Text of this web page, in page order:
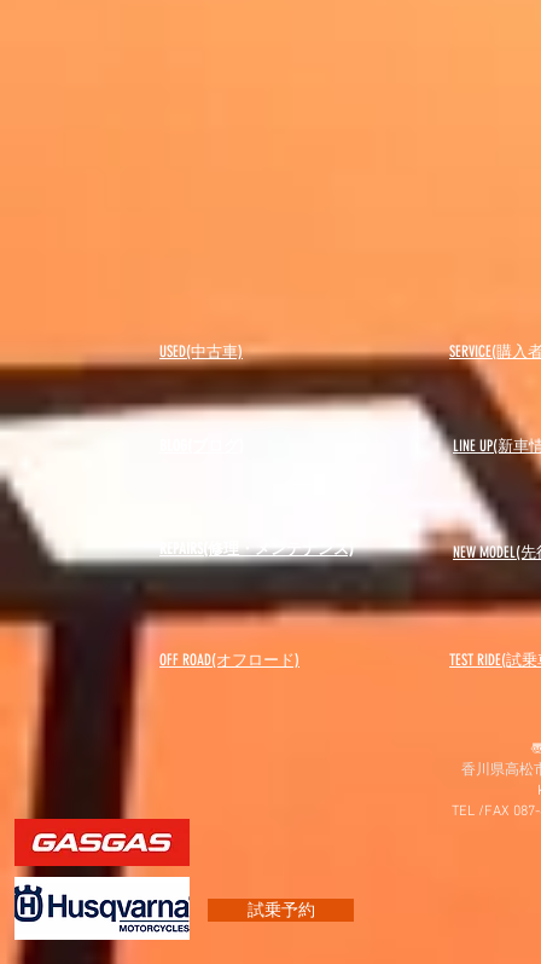
USED(中古車) SERVICE(購
LINE UP(新車
REPAIRS(修理・メンテナンス) NEW MODEL(先
OFF ROAD(オフロード) ​TEST RIDE(試
試乗予約
香川県高松
TEL /FAX